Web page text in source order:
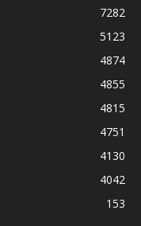
7282
5123
4874
4855
4815
4751
4130
4042
153